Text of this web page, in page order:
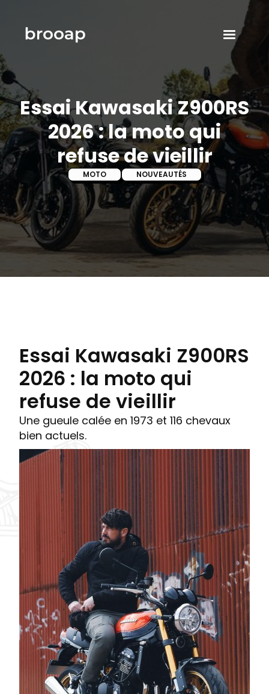
Essai Kawasaki Z900RS
2026 : la moto qui
refuse de vieillir
MOTO NOUVEAUTÉS
Essai Kawasaki Z900RS
2026 : la moto qui
refuse de vieillir
Une gueule calée en 1973 et 116 chevaux
bien actuels.